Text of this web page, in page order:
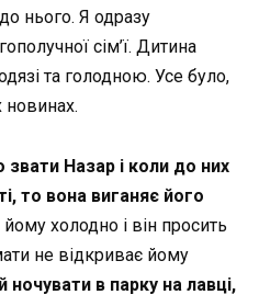
нього. Я одразу
сім’ї. Дитина
та голодною. Усе було,
новинах.
Назар і коли до них
то вона виганяє його
холодно і він просить
не відкриває йому
в парку на лавці,